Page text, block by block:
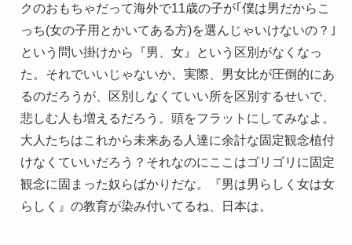
クのおもちゃだって海外で11歳の子が｢僕は男だからこ
っち(女の子用とかいてある方)を選んじゃいけないの？｣
という問い掛けから『男、女』という区別がなくなっ
た。それでいいじゃないか。実際、男女比が圧倒的にあ
るのだろうが、区別しなくていい所を区別するせいで、
悲しむ人も増えるだろう。頭をフラットにしてみなよ。
大人たちはこれから未来ある人達に余計な固定観念植付
けなくていいだろう？それなのにここはゴリゴリに固定
観念に固まった奴らばかりだな。『男は男らしく女は女
らしく』の教育が染み付いてるね、日本は。